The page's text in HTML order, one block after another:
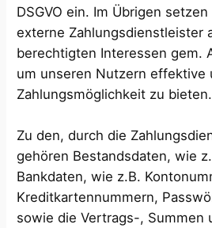
DSGVO ein. Im Übrigen
externe Zahlungsdienstleister
berechtigten Interessen gem.
um unseren Nutzern effektive
Zahlungsmöglichkeit zu bieten.
Zu den, durch die
gehören Bestandsdaten, wie
Bankdaten, wie z.B.
Kreditkartennummern,
sowie die Vertrags-, Summen